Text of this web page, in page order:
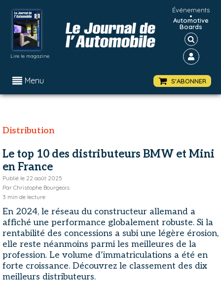
Lire le magazine
Événements
•
Automotive
Boards
Menu S'ABONNER
Distribution
Le top 10 des distributeurs BMW et Mini
en France
Publié le 22 août 2025
Par Christophe Bourgeois
3 min de lecture
En 2024, le réseau du constructeur allemand a
affiché une performance globalement robuste. Si la
rentabilité des concessions a subi une légère érosion,
elle reste néanmoins parmi les meilleures de la
profession. Le volume d’immatriculations a été en
forte croissance. Découvrez le classement des dix
meilleurs distributeurs.